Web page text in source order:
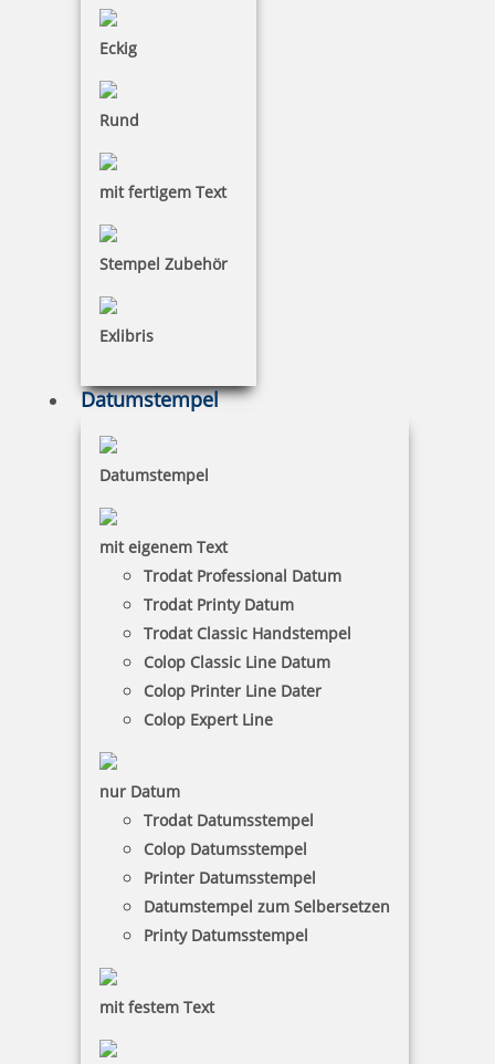
Eckig
Rund
mit fertigem Text
Stempel Zubehör
Exlibris
Datumstempel
Datumstempel
mit eigenem Text
Trodat Professional Datum
Trodat Printy Datum
Trodat Classic Handstempel
Colop Classic Line Datum
Colop Printer Line Dater
Colop Expert Line
nur Datum
Trodat Datumsstempel
Colop Datumsstempel
Printer Datumsstempel
Datumstempel zum Selbersetzen
Printy Datumsstempel
mit festem Text
inkl. 10 % Rabatt2,84 €
inkl. 10 % Rabatt1,01 €
Metallstempelfarbe 8080 P 1 Liter Schwarz
75,40 €
8,38 €